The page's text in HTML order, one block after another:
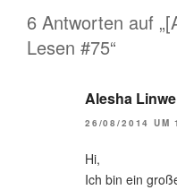
6 Antworten auf
Lesen #75“
Alesha
26/08/2014 UM
Hi,
Ich bin ein